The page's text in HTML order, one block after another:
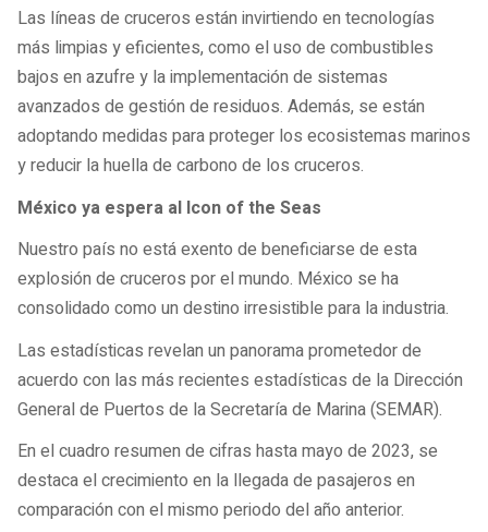
Las líneas de cruceros están invirtiendo en tecnologías
más limpias y eficientes, como el uso de combustibles
bajos en azufre y la implementación de sistemas
avanzados de gestión de residuos. Además, se están
adoptando medidas para proteger los ecosistemas marinos
y reducir la huella de carbono de los cruceros.
México ya espera al Icon of the Seas
Nuestro país no está exento de beneficiarse de esta
explosión de cruceros por el mundo. México se ha
consolidado como un destino irresistible para la industria.
Las estadísticas revelan un panorama prometedor de
acuerdo con las más recientes estadísticas de la Dirección
General de Puertos de la Secretaría de Marina (SEMAR).
En el cuadro resumen de cifras hasta mayo de 2023, se
destaca el crecimiento en la llegada de pasajeros en
comparación con el mismo periodo del año anterior.